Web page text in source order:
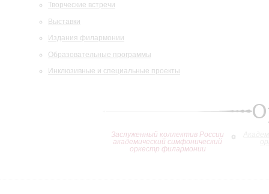
Творческие встречи
Выставки
Издания филармонии
Образовательные программы
Инклюзивные и специальные проекты
Заслуженный коллектив России
академический симфонический
оркестр филармонии